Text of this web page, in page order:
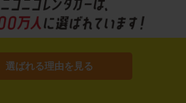
選ばれる理由を見る